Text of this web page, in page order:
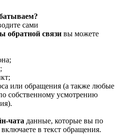
сами
обратной связи вы можете
или обращения (а также любые
собственному усмотрению
чата данные, которые вы по
в текст обращения.